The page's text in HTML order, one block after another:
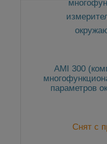
AMI 300
параметров
Снят с